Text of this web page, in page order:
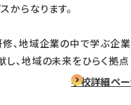
からなります。
、地域企業の中で学ぶ企
、地域の未来をひらく拠点
学校詳細ペ